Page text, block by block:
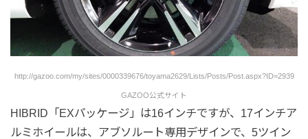
http://gazoo.com/my/sites/0000339676/toyama2629/Lists/Posts/Post.aspx?ID=2939
GAZOO公式サイト
HIBRID「EXパッケージ」は16インチですが、17インチア
ルミホイールは、アブソルート専用デザインで、5ツイン